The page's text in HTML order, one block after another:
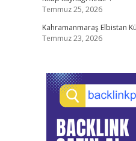
Temmuz 25, 2026
Kahramanmaraş Elbistan
Temmuz 23, 2026